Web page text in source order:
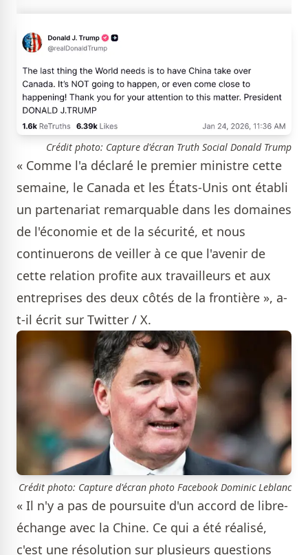
Crédit photo: Capture d'écran Truth Social Donald Trump
« Comme l'a déclaré le premier ministre cette
semaine, le Canada et les États-Unis ont établi
un partenariat remarquable dans les domaines
de l'économie et de la sécurité, et nous
continuerons de veiller à ce que l'avenir de
cette relation profite aux travailleurs et aux
entreprises des deux côtés de la frontière », a-
t-il écrit sur Twitter / X.
Crédit photo: Capture d'écran photo Facebook Dominic Leblanc
« Il n'y a pas de poursuite d'un accord de libre-
échange avec la Chine. Ce qui a été réalisé,
c'est une résolution sur plusieurs questions